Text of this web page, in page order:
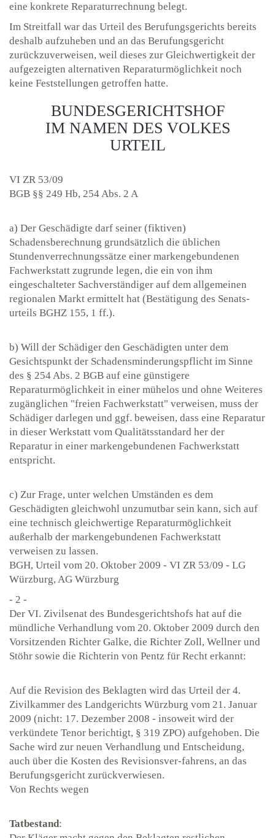
eine konkrete Reparaturrechnung belegt.
Im Streitfall war das Urteil des Berufungsgerichts bereits
deshalb aufzuheben und an das Berufungsgericht
zurückzuverweisen, weil dieses zur Gleichwertigkeit der
aufgezeigten alternativen Reparaturmöglichkeit noch
keine Feststellungen getroffen hatte.
BUNDESGERICHTSHOF
IM NAMEN DES VOLKES
URTEIL
VI ZR 53/09
BGB §§ 249 Hb, 254 Abs. 2 A
a) Der Geschädigte darf seiner (fiktiven)
Schadensberechnung grundsätzlich die üblichen
Stundenverrechnungssätze einer markengebundenen
Fachwerkstatt zugrunde legen, die ein von ihm
eingeschalteter Sachverständiger auf dem allgemeinen
regionalen Markt ermittelt hat (Bestätigung des Senats-
urteils BGHZ 155, 1 ff.).
b) Will der Schädiger den Geschädigten unter dem
Gesichtspunkt der Schadensminderungspflicht im Sinne
des § 254 Abs. 2 BGB auf eine günstigere
Reparaturmöglichkeit in einer mühelos und ohne Weiteres
zugänglichen "freien Fachwerkstatt" verweisen, muss der
Schädiger darlegen und ggf. beweisen, dass eine Reparatur
in dieser Werkstatt vom Qualitätsstandard her der
Reparatur in einer markengebundenen Fachwerkstatt
entspricht.
c) Zur Frage, unter welchen Umständen es dem
Geschädigten gleichwohl unzumutbar sein kann, sich auf
eine technisch gleichwertige Reparaturmöglichkeit
außerhalb der markengebundenen Fachwerkstatt
verweisen zu lassen.
BGH, Urteil vom 20. Oktober 2009 - VI ZR 53/09 - LG
Würzburg, AG Würzburg
- 2 -
Der VI. Zivilsenat des Bundesgerichtshofs hat auf die
mündliche Verhandlung vom 20. Oktober 2009 durch den
Vorsitzenden Richter Galke, die Richter Zoll, Wellner und
Stöhr sowie die Richterin von Pentz für Recht erkannt:
Auf die Revision des Beklagten wird das Urteil der 4.
Zivilkammer des Landgerichts Würzburg vom 21. Januar
2009 (nicht: 17. Dezember 2008 - insoweit wird der
verkündete Tenor berichtigt, § 319 ZPO) aufgehoben. Die
Sache wird zur neuen Verhandlung und Entscheidung,
auch über die Kosten des Revisionsver-fahrens, an das
Berufungsgericht zurückverwiesen.
Von Rechts wegen
Tatbestand: